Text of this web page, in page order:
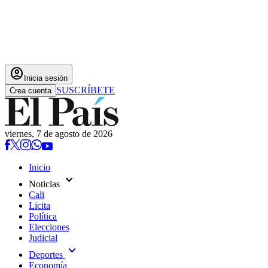
account_circle Inicia sesión
Crea cuenta SUSCRÍBETE
viernes, 7 de agosto de 2026
Inicio
Noticias expand_more
Cali
Licita
Política
Elecciones
Judicial
Deportes expand_more
Economía